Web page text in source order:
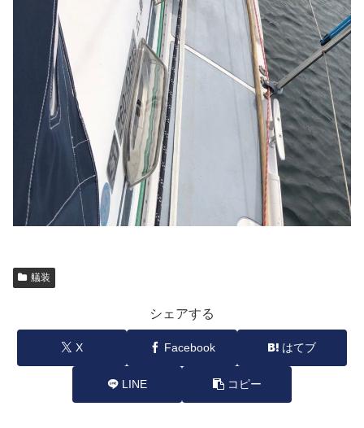
艤装
シェアする
X Facebook はてブ
LINE コピー